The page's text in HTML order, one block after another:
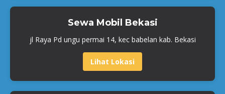
Sewa Mobil Bekasi
jl Raya Pd ungu permai 14, kec babelan kab. Bekasi
Lihat Lokasi